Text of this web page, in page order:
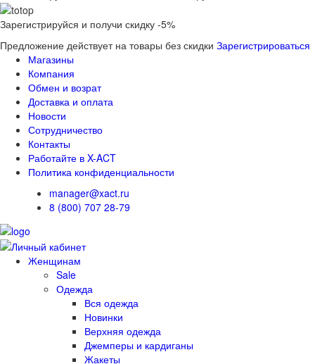
Зарегистрируйся и получи скидку -5%
Предложение действует на товары без скидки Зарегистрироваться
Магазины
Компания
Обмен и возрат
Доставка и оплата
Новости
Сотрудничество
Контакты
Работайте в X-ACT
Политика конфиденциальности
manager@xact.ru
8 (800) 707 28-79
Женщинам
Sale
Одежда
Вся одежда
Новинки
Верхняя одежда
Джемперы и кардиганы
Жакеты